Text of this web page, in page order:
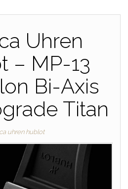
Uhren
– MP-13
Bi-Axis
Titan
uhren hublot